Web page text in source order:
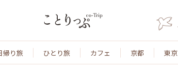
帰り旅 ひとり旅 カフェ 京都 東京